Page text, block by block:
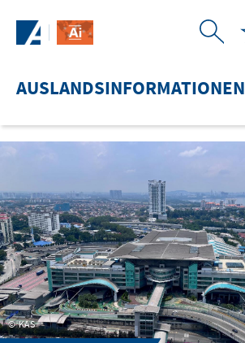
AUSLANDSINFORMATIONEN
KAS